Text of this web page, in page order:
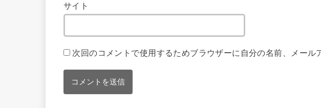
サイト
次回のコメントで使用するためブラウザーに自分の名前、メール